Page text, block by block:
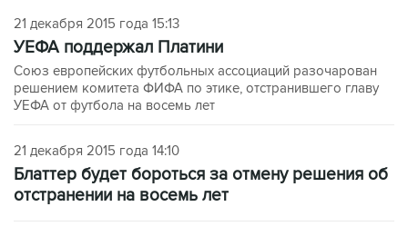
21 декабря 2015 года 15:13
УЕФА поддержал Платини
Союз европейских футбольных ассоциаций разочарован
решением комитета ФИФА по этике, отстранившего главу
УЕФА от футбола на восемь лет
21 декабря 2015 года 14:10
Блаттер будет бороться за отмену решения об
отстранении на восемь лет